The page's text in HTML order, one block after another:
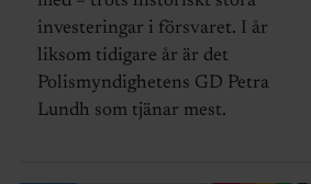
investeringar i försvaret. I år
liksom tidigare år är det
Polismyndighetens GD Petra
Lundh som tjänar mest.